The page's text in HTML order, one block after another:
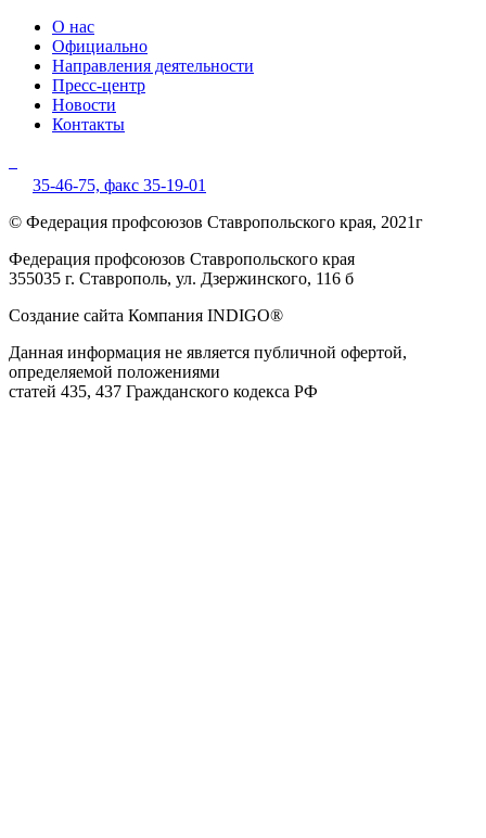
О нас
Официально
Направления деятельности
Пресс-центр
Новости
Контакты
35-46-75, факс 35-19-01
© Федерация профсоюзов Ставропольского края, 2021г
Федерация профсоюзов Ставропольского края
355035 г. Ставрополь, ул. Дзержинского, 116 б
Создание сайта Компания INDIGO®
Данная информация не является публичной офертой,
определяемой положениями
статей 435, 437 Гражданского кодекса РФ